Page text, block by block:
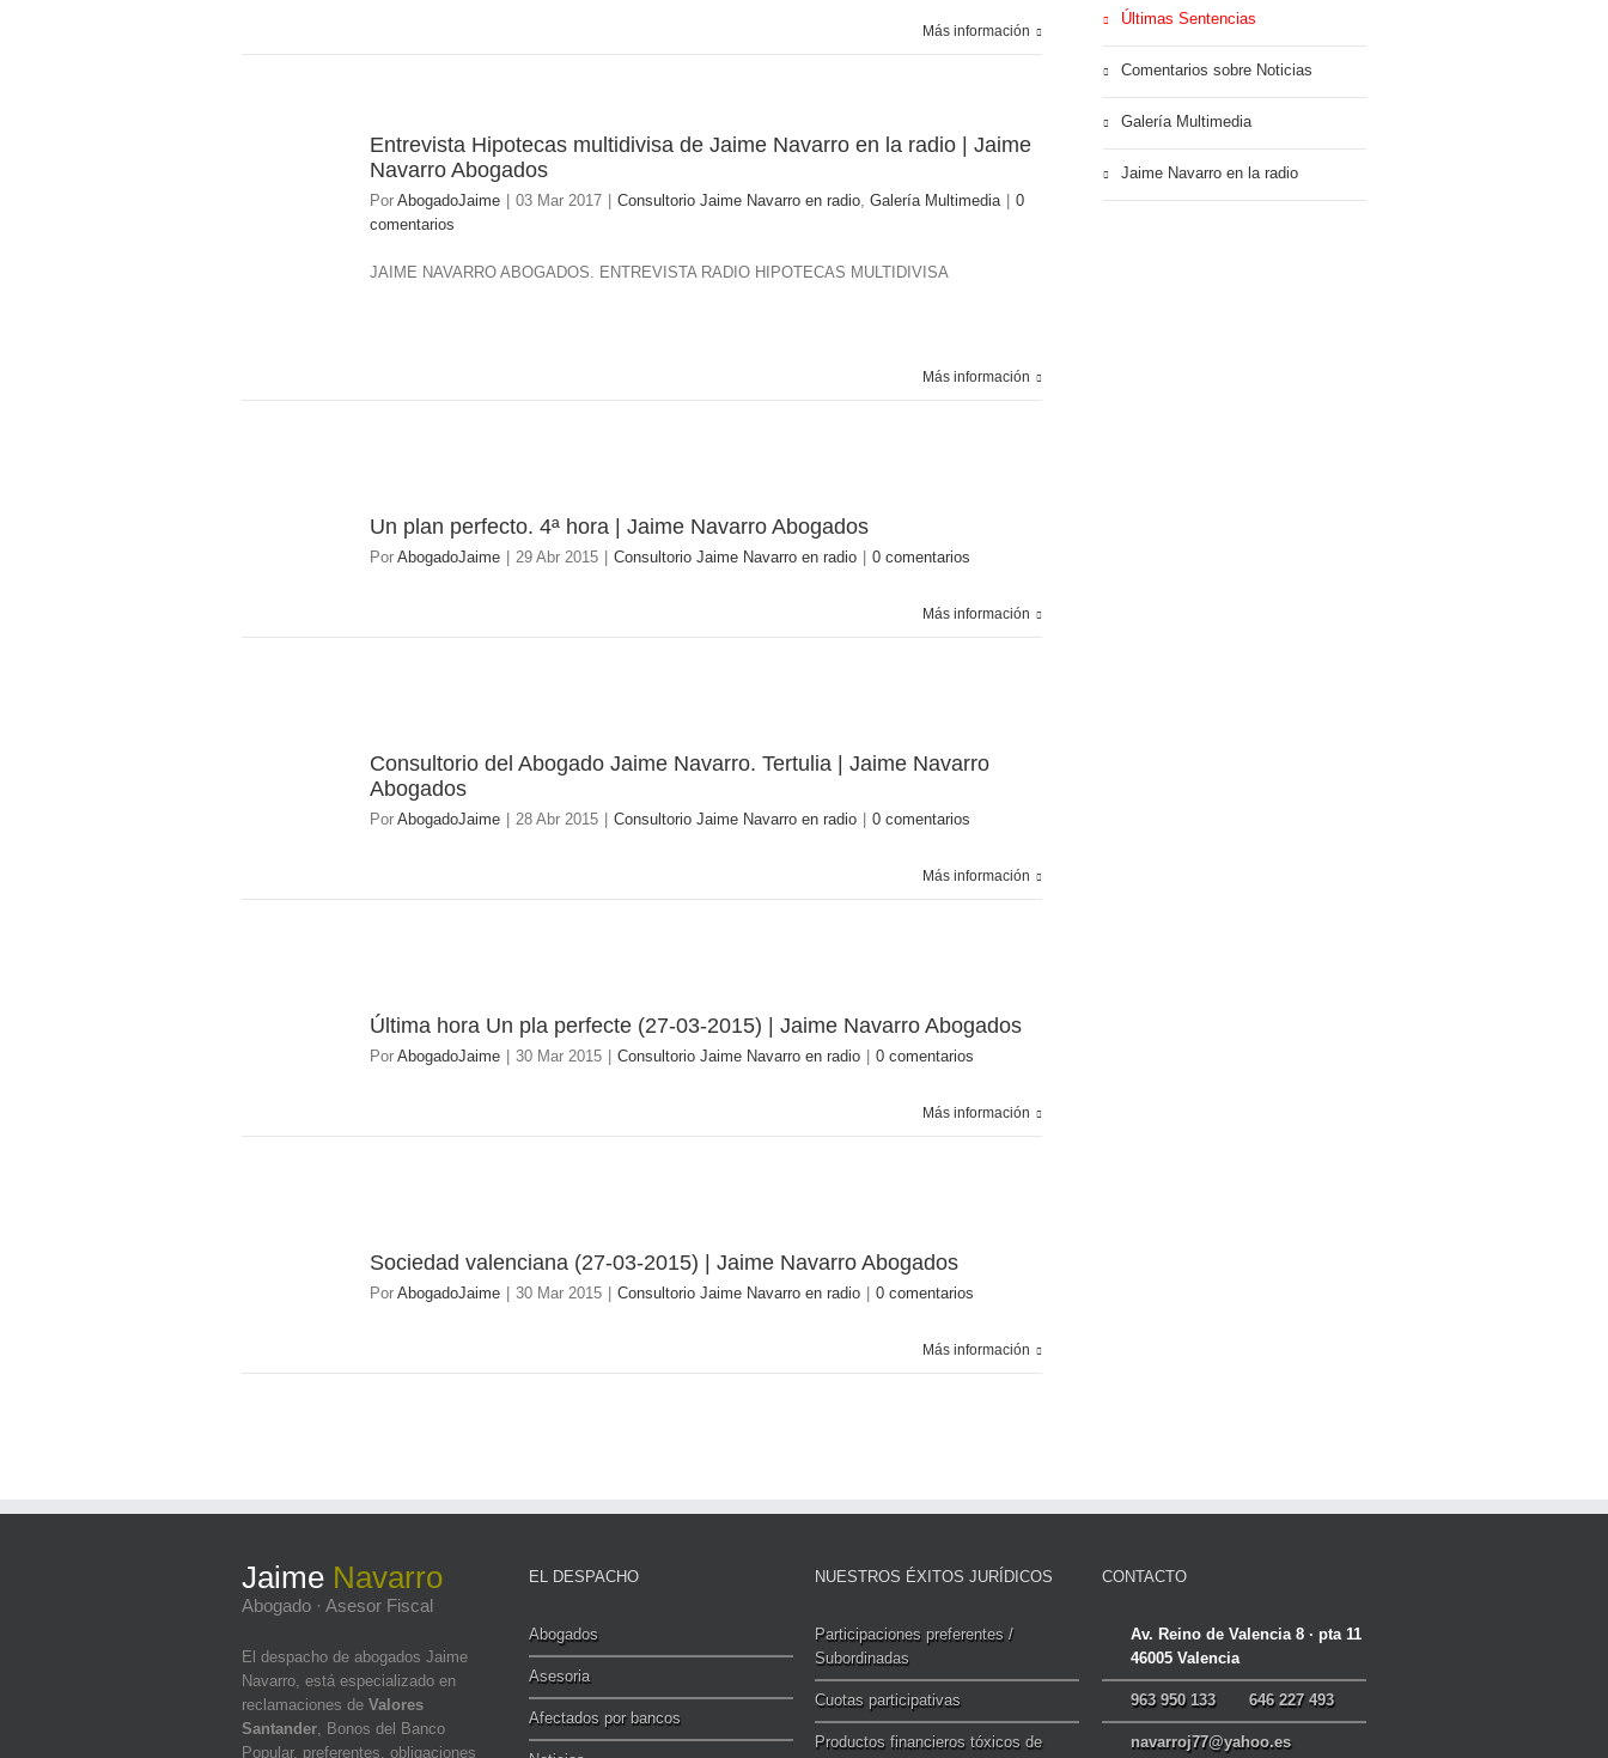
Más información
Entrevista Hipotecas multidivisa de Jaime Navarro en la radio | Jaime
Navarro Abogados
PorAbogadoJaime 03 Mar 2017 Consultorio Jaime Navarro en radio,Galería Multimedia
0
comentarios
JAIME NAVARRO ABOGADOS. ENTREVISTA RADIO HIPOTECAS MULTIDIVISA
Más información
Un plan perfecto. 4ª hora | Jaime Navarro Abogados
PorAbogadoJaime 29 Abr 2015 Consultorio Jaime Navarro en radio 0 comentarios
Más información
Consultorio del Abogado Jaime Navarro. Tertulia | Jaime Navarro
Abogados
PorAbogadoJaime 28 Abr 2015 Consultorio Jaime Navarro en radio 0 comentarios
Más información
Última hora Un pla perfecte (27-03-2015) | Jaime Navarro Abogados
PorAbogadoJaime 30 Mar 2015 Consultorio Jaime Navarro en radio 0 comentarios
Más información
Sociedad valenciana (27-03-2015) | Jaime Navarro Abogados
PorAbogadoJaime 30 Mar 2015 Consultorio Jaime Navarro en radio 0 comentarios
Más información
Últimas Sentencias
Comentarios sobre Noticias
Galería Multimedia
Jaime Navarro en la radio
Jaime Navarro
Abogado · Asesor Fiscal
El despacho de abogados Jaime
Navarro, está especializado en
reclamaciones de Valores
Santander, Bonos del Banco
Popular, preferentes, obligaciones
EL DESPACHO
Abogados
Asesoria
Afectados por bancos
NUESTROS ÉXITOS JURÍDICOS
Participaciones preferentes /
Subordinadas
Cuotas participativas
Productos financieros tóxicos de
CONTACTO
Av. Reino de Valencia 8 · pta 11
46005 Valencia
963 950 133 646 227 493
navarroj77@yahoo.es